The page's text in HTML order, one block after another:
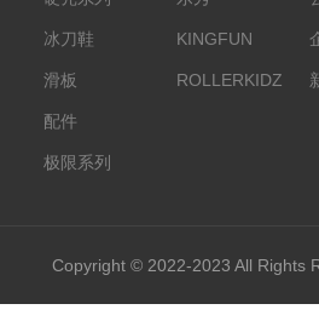
冰刀鞋
滑板
配件
极限系列
KINGFUN
ROLLERKIDZ
Copyright © 2022-2023 All Rights